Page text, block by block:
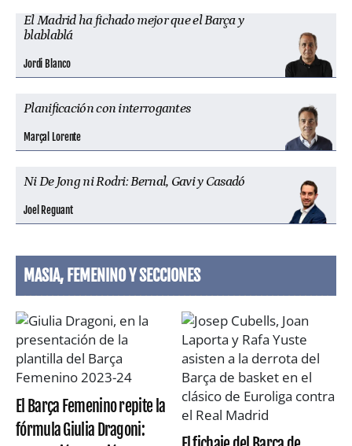
El Madrid ha fichado mejor que el Barça y
blablablá
Jordi Blanco
Planificación con interrogantes
Marçal Lorente
Ni De Jong ni Rodri: Bernal, Gavi y Casadó
Joel Reguant
MASIA, FEMENINO Y SECCIONES
El Barça Femenino repite la
fórmula Giulia Dragoni: